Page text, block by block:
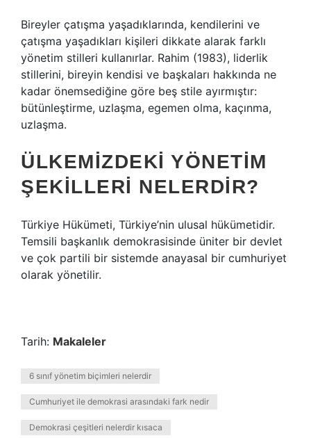
Bireyler çatışma yaşadıklarında, kendilerini ve
çatışma yaşadıkları kişileri dikkate alarak farklı
yönetim stilleri kullanırlar. Rahim (1983), liderlik
stillerini, bireyin kendisi ve başkaları hakkında ne
kadar önemsediğine göre beş stile ayırmıştır:
bütünleştirme, uzlaşma, egemen olma, kaçınma,
uzlaşma.
ÜLKEMIZDEKI YÖNETIM
ŞEKILLERI NELERDIR?
Türkiye Hükümeti, Türkiye’nin ulusal hükümetidir.
Temsili başkanlık demokrasisinde üniter bir devlet
ve çok partili bir sistemde anayasal bir cumhuriyet
olarak yönetilir.
Tarih: Makaleler
6 sınıf yönetim biçimleri nelerdir
Cumhuriyet ile demokrasi arasındaki fark nedir
Demokrasi çeşitleri nelerdir kısaca